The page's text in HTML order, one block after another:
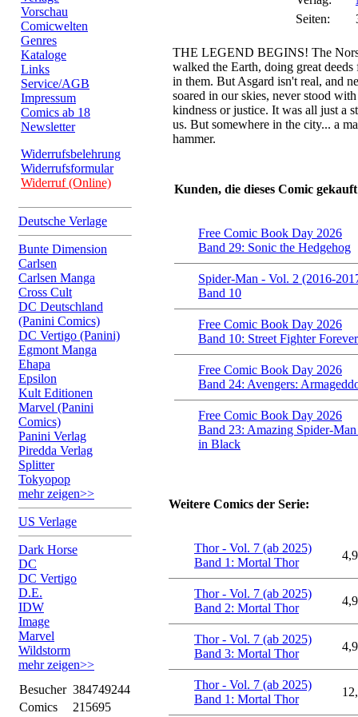
Vorschau
Comicwelten
Genres
Kataloge
Links
Service/AGB
Impressum
Comics ab 18
Newsletter
Widerrufsbelehrung
Widerrufsformular
Widerruf (Online)
Deutsche Verlage
Bunte Dimension
Carlsen
Carlsen Manga
Cross Cult
DC Deutschland
(Panini Comics)
DC Vertigo (Panini)
Egmont Manga
Ehapa
Epsilon
Kult Editionen
Marvel (Panini
Comics)
Panini Verlag
Piredda Verlag
Splitter
Tokyopop
mehr zeigen>>
US Verlage
Dark Horse
DC
DC Vertigo
D.E.
IDW
Image
Marvel
Wildstorm
mehr zeigen>>
Besucher 384749244
Comics
215695
Seiten:
THE LEGEND BEGINS! The
walked the Earth, doing great
in them. But Asgard isn't real, and
soared in our skies, never stood
kindness or justice. It was all just a
us. But somewhere in the city... a
hammer.
Kunden, die dieses Comic
Free Comic Book Day 2026
Band 29: Sonic the Hedgehog
Spider-Man - Vol. 2 (2016-
Band 10
Free Comic Book Day 2026
Band 10: Street Fighter Forever
Free Comic Book Day 2026
Band 24: Avengers:
Free Comic Book Day 2026
Band 23: Amazing Spider-
in Black
Weitere Comics der Serie:
Thor - Vol. 7 (ab 2025)
Band 1: Mortal Thor
Thor - Vol. 7 (ab 2025)
Band 2: Mortal Thor
Thor - Vol. 7 (ab 2025)
Band 3: Mortal Thor
Thor - Vol. 7 (ab 2025)
Band 1: Mortal Thor